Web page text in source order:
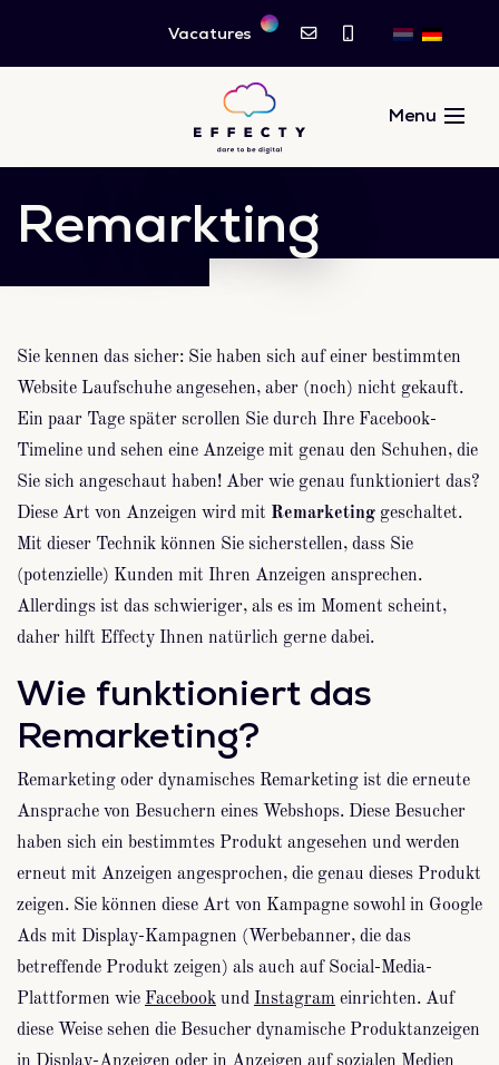
Vacatures
Remarkting
Sie kennen das sicher: Sie haben sich auf einer bestimmten
Website Laufschuhe angesehen, aber (noch) nicht gekauft.
Ein paar Tage später scrollen Sie durch Ihre Facebook-
Timeline und sehen eine Anzeige mit genau den Schuhen, die
Sie sich angeschaut haben! Aber wie genau funktioniert das?
Diese Art von Anzeigen wird mit Remarketing geschaltet.
Mit dieser Technik können Sie sicherstellen, dass Sie
(potenzielle) Kunden mit Ihren Anzeigen ansprechen.
Allerdings ist das schwieriger, als es im Moment scheint,
daher hilft Effecty Ihnen natürlich gerne dabei.
Wie funktioniert das
Remarketing?
Remarketing oder dynamisches Remarketing ist die erneute
Ansprache von Besuchern eines Webshops. Diese Besucher
haben sich ein bestimmtes Produkt angesehen und werden
erneut mit Anzeigen angesprochen, die genau dieses Produkt
zeigen. Sie können diese Art von Kampagne sowohl in Google
Ads mit Display-Kampagnen (Werbebanner, die das
betreffende Produkt zeigen) als auch auf Social-Media-
Plattformen wie Facebook und Instagram einrichten. Auf
diese Weise sehen die Besucher dynamische Produktanzeigen